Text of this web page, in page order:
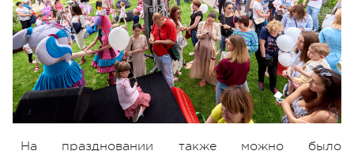
На праздновании также можно было